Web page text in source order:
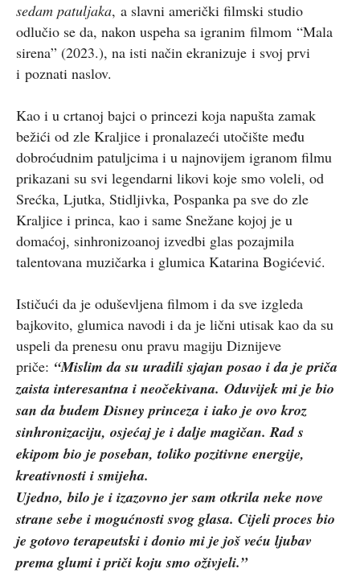
sedam patuljaka, a slavni američki filmski studio
odlučio se da, nakon uspeha sa igranim filmom “Mala
sirena” (2023.), na isti način ekranizuje i svoj prvi
i poznati naslov.
Kao i u crtanoj bajci o princezi koja napušta zamak
bežići od zle Kraljice i pronalazeći utočište među
dobroćudnim patuljcima i u najnovijem igranom filmu
prikazani su svi legendarni likovi koje smo voleli, od
Srećka, Ljutka, Stidljivka, Pospanka pa sve do zle
Kraljice i princa, kao i same Snežane kojoj je u
domaćoj, sinhronizoanoj izvedbi glas pozajmila
talentovana muzičarka i glumica Katarina Bogićević.
Ističući da je oduševljena filmom i da sve izgleda
bajkovito, glumica navodi i da je lični utisak kao da su
uspeli da prenesu onu pravu magiju Diznijeve
priče: “Mislim da su uradili sjajan posao i da je priča
zaista interesantna i neočekivana. Oduvijek mi je bio
san da budem Disney princeza i iako je ovo kroz
sinhronizaciju, osjećaj je i dalje magičan. Rad s
ekipom bio je poseban, toliko pozitivne energije,
kreativnosti i smijeha.
Ujedno, bilo je i izazovno jer sam otkrila neke nove
strane sebe i mogućnosti svog glasa. Cijeli proces bio
je gotovo terapeutski i donio mi je još veću ljubav
prema glumi i priči koju smo oživjeli.”